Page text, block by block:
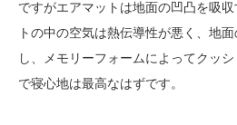
ですがエアマットは地面の凹凸を吸
トの中の空気は熱伝導性が悪く、地
し、メモリーフォームによってクッ
で寝心地は最高なはずです。